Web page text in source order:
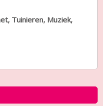
Tuinieren, Muziek,